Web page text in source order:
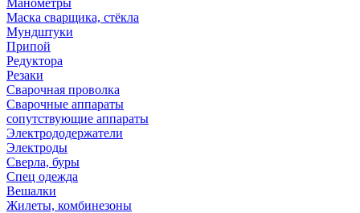
Манометры
Маска сварщика, стёкла
Мундштуки
Припой
Редуктора
Резаки
Сварочная проволка
Сварочные аппараты
сопутствующие аппараты
Электрододержатели
Электроды
Сверла, буры
Спец одежда
Вешалки
Жилеты, комбинезоны